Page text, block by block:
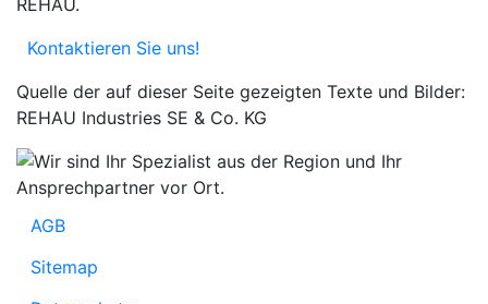
Kontaktieren Sie uns!
Quelle der auf dieser Seite gezeigten Texte und Bilder:
REHAU Industries SE & Co. KG
AGB
Sitemap